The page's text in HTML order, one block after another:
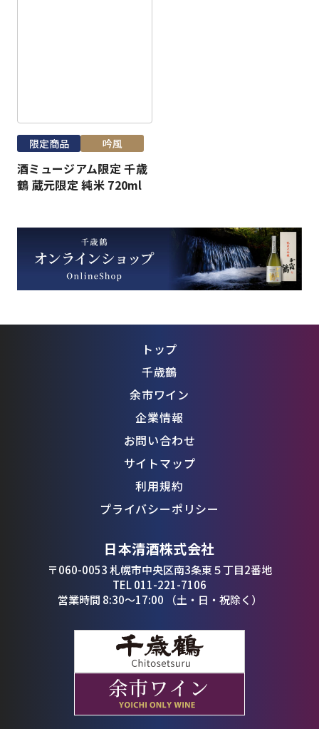
限定商品 吟風
酒ミュージアム限定 千歳
鶴 蔵元限定 純米 720ml
トップ
千歳鶴
余市ワイン
企業情報
お問い合わせ
サイトマップ
利用規約
プライバシーポリシー
日本清酒株式会社
〒060-0053 札幌市中央区南3条東５丁目2番地
TEL 011-221-7106
営業時間 8:30〜17:00 （土・日・祝除く）